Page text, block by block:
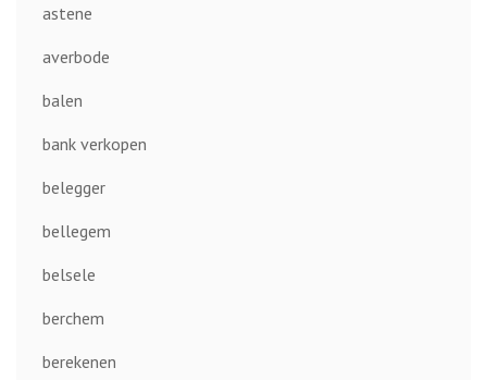
astene
averbode
balen
bank verkopen
belegger
bellegem
belsele
berchem
berekenen